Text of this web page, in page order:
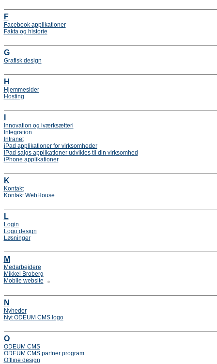
F
Facebook applikationer
Fakta og historie
G
Grafisk design
H
Hjemmesider
Hosting
Innovation og iværksætteri
Integration
Intranet
iPad applikationer for virksomheder
iPad salgs applikationer udvikles til din virksomhed
iPhone applikationer
K
Kontakt
Kontakt WebHouse
L
Login
Logo design
Løsninger
M
Medarbejdere
Mikkel Broberg
Mobile website
N
Nyheder
Nyt ODEUM CMS logo
O
ODEUM CMS
ODEUM CMS partner program
Offline design